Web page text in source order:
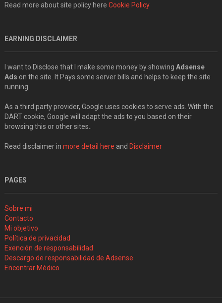
Read more about site policy here Cookie Policy
EARNING DISCLAIMER
I want to Disclose that I make some money by showing Adsense
Ads on the site. It Pays some server bills and helps to keep the site
running.
As a third party provider, Google uses cookies to serve ads. With the
DART cookie, Google will adapt the ads to you based on their
browsing this or other sites..
Read disclaimer in more detail here and Disclaimer
PAGES
Sobre mi
Contacto
Mi objetivo
Política de privacidad
Exención de responsabilidad
Descargo de responsabilidad de Adsense
Encontrar Médico